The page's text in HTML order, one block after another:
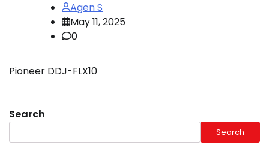
Agen S
May 11, 2025
0
Pioneer DDJ-FLX10
Search
Search